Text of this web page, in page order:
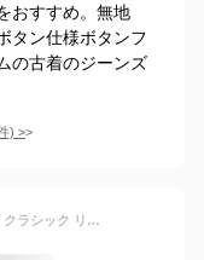
おすすめ。無地
タン仕様ボタンフ
の古着のジーンズ
) >
[レッドキャップ] デニムパンツ ジーンズ クラシック リジッド ジーン CLASSIC RIGID JEAN PD52DN INDIGO Pants 6P50DN0 ジーパン 生デニム ストレート [並行輸入品]